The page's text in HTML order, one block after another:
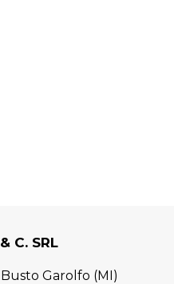
C. SRL
Garolfo (MI)